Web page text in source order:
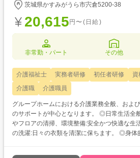
茨城県かすみがうら市宍倉5200-38
20,615 円〜(日給)
非常勤・パート その他
介護福祉士 実務者研修 初任者研修 資
介護職
介護職員
グループホームにおける介護業務全般、およ
のサポートが中心となります。 ◎日常生活全般のサポート(生活援助) 居室
やフロアの清掃、環境整備:安全かつ快適な生
の洗濯:日々の衣類を清潔に保ちます。 ◎身体的な介助(身体介護) 食事介